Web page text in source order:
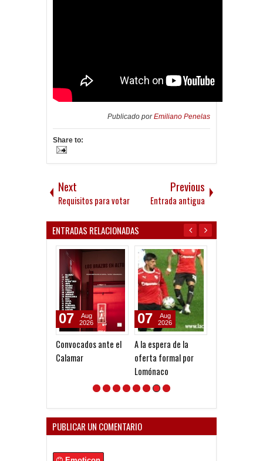
Publicado porEmiliano Penelas
Share to:
Next
Requisitos para votar
Previous
Entrada antigua
ENTRADAS RELACIONADAS
Convocados ante el
Calamar
07
Aug
2026
A la espera de la
oferta formal por
Lomónaco
07
Aug
2026
PUBLICAR UN COMENTARIO